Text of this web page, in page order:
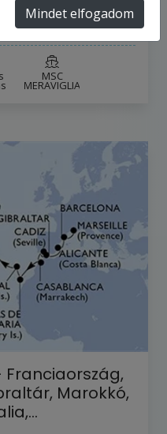
Ft-tól
MSC
MERAVIGLIA
Franciaország,
Marokkó,
Mindet elfogadom